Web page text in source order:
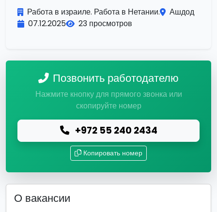
Работа в израиле. Работа в Нетании.
Ашдод
07.12.2025
23 просмотров
Позвонить работодателю
Нажмите кнопку для прямого звонка или
скопируйте номер
+972 55 240 2434
Копировать номер
О вакансии